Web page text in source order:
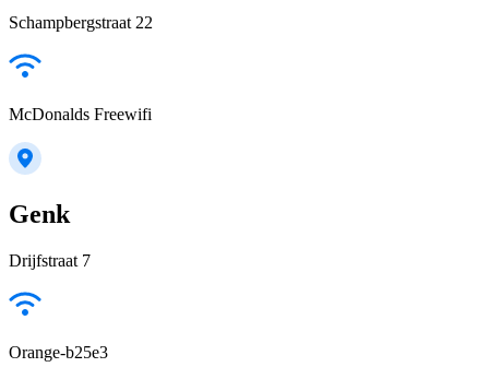
Schampbergstraat 22
McDonalds Freewifi
Genk
Drijfstraat 7
Orange-b25e3